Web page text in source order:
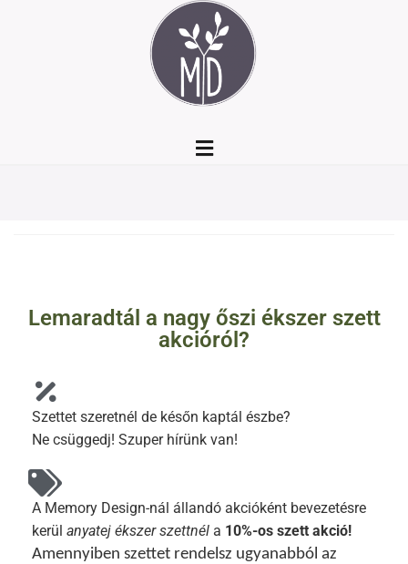
Lemaradtál a nagy őszi ékszer szett
akcióról?
Szettet szeretnél de későn kaptál észbe?
Ne csüggedj! Szuper hírünk van!
A Memory Design-nál állandó akcióként bevezetésre
kerül anyatej ékszer szettnél a 10%-os szett akció!
Amennyiben szettet rendelsz ugyanabból az